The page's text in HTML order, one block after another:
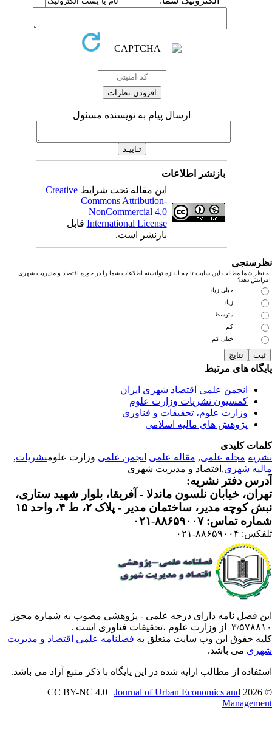
ارسال پیام به نویسنده مسئول
بازنشر اطلاعات
این مقاله تحت شرایطCreative
Commons Attribution-
NonCommercial 4.0
International Licenseقابل
بازنشر است.
نظر شما مطالب این سایت تا چه اندازه توانسته اطلاعات شما را در حوزه اقتصاد و مدیریت شهری
دهد؟
خیلی زیاد
زیاد
متوسط
خیلی کم
های مرتبط
انجمن علمی اقتصاد شهری ایران
کمسیون نشریات وزارت علوم
وزارت علوم، تحقیقات و فناوری
پژوهش های مالیه اسلامی
کلیدی
مجله علمی, مقاله علمی انجمن علمیوزارت علومنشریات,
شهری ,اقتصاد و مدیریت شهری
دفتر نشریه:
خیابان نلسون ماندلا - آفریقا، بلوار شهید ستاری،
کوچه مدیر، ساختمان مدیر - پلاک ۲، ط ۴، واحد ۱۵
تماس: ۸۸۶۵۹۰۰۷-۰۲۱
۸۸۶۵۹۰۰۴-۰۲۱
فصل نامه دارای درجه علمی - پژوهشی مصوب به شماره مجوز
وزارت علوم ،تحقیقات فناوری است .
حقوق این وب سایت متعلق بهفصلنامه علمی اقتصاد و مدیریت
می باشد.
از مطالب ارایه شده در این پایگاه با ذکر منبع آزاد می باشد.
©
Journal of Urban Economics and